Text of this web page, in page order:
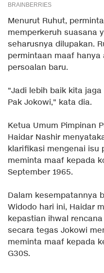
Menurut Ruhut,
memperkeruh suasana
seharusnya dilupakan.
permintaan maaf hanya
persoalan baru.
"Jadi lebih baik kita
Pak Jokowi," kata dia.
Ketua Umum Pimpinan
Haidar Nashir
klarifikasi mengenai isu
meminta maaf kepada
September 1965.
Dalam kesempatannya
Widodo hari ini, Haidar
kepastian ihwal
secara tegas Jokowi
meminta maaf kepada
G30S.